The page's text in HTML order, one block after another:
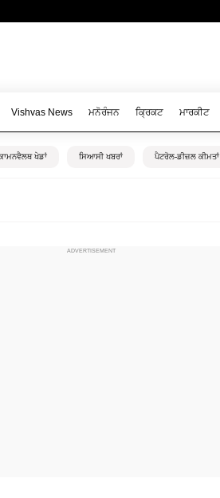
Vishvas News ਮਨੋਰੰਜਨ ਕ੍ਰਿਕਟ ਮਾਰਕੀਟ
ਖੇਡਾਂ ਸਿਆਸੀ ਖਬਰਾਂ ਪੈਟਰੋਲ-ਡੀਜ਼ਲ ਕੀਮਤਾਂ